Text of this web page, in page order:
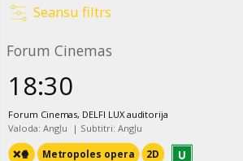
Seansu filtrs
Forum Cinemas
18:30
Forum Cinemas, DELFI LUX auditorija
Valoda: Angļu | Subtitri: Angļu
❌🍿 Metropoles opera 2D